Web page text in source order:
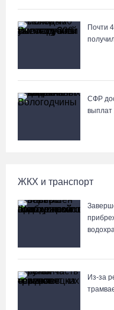
Почти
СФР
выплат
ЖКХ и транспорт
Из-за